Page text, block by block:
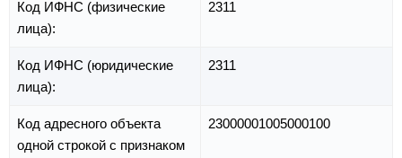
Код ИФНС (физические
лица):
2311
Код ИФНС (юридические
лица):
2311
Код адресного объекта
одной строкой с признаком
23000001005000100